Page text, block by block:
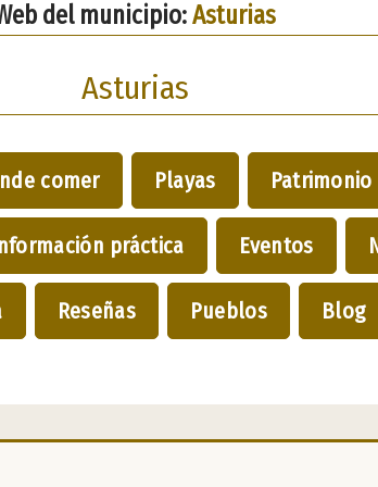
del municipio:Asturias
Asturias
comer Playas Patrimonio
práctica Eventos
Reseñas Pueblos Blog